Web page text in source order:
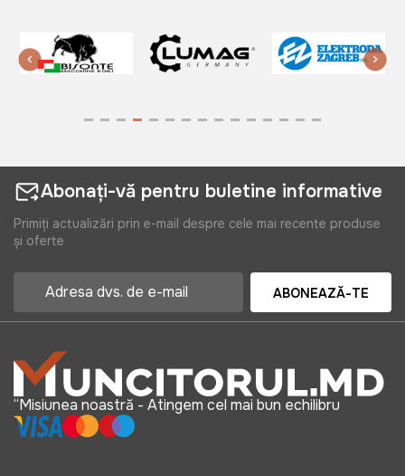
Abonați-vă pentru buletine informative
Primiți actualizări prin e-mail despre cele mai recente produse
și oferte
ABONEAZĂ-TE
“Misiunea noastră - Atingem cel mai bun echilibru